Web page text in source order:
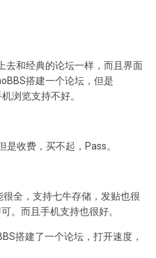
去和经典的论坛一样，而且界面
搭建一个论坛，但是
浏览支持不好。
是收费，买不起，Pass。
全，支持七牛存储，发贴也很
。而且手机支持也很好。
搭建了一个论坛，打开速度，